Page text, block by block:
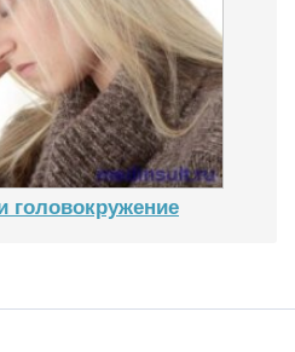
головокружение